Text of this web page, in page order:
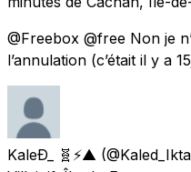
@Freebox @free Non je
l’annulation (c’était il y a
KaleÐ_ 🧬⚡▲